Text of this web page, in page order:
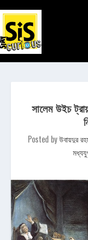
সালেম উইচ
Posted byউবায়দুর